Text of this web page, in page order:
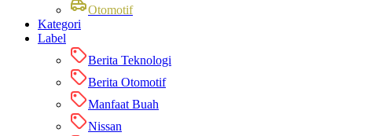
Otomotif
Kategori
Label
Berita Teknologi
Berita Otomotif
Manfaat Buah
Nissan